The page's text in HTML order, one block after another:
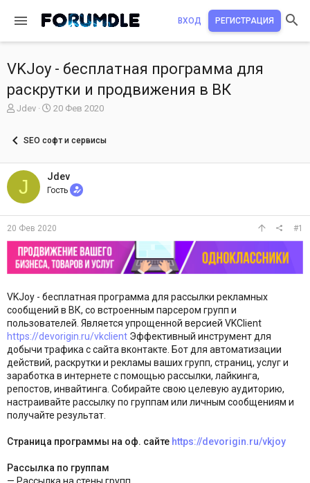
ВХОД РЕГИСТРАЦИЯ
VKJoy - бесплатная программа для
раскрутки и продвижения в ВК
А
о
т
м
Jdev
Д
а
ч
а
20 Фев 2020
SEO софт и сервисы
J Jdev
Гость
20 Фев 2020 #1
VKJoy - бесплатная программа для рассылки рекламных
сообщений в ВК, со встроенным парсером групп и
пользователей. Является упрощенной версией VKClient
https://devorigin.ru/vkclient Эффективный инструмент для
добычи трафика с сайта вконтакте. Бот для автоматизации
действий, раскрутки и рекламы ваших групп, страниц, услуг и
заработка в интернете с помощью рассылки, лайкинга,
репостов, инвайтинга. Собирайте свою целевую аудиторию,
настраивайте рассылку по группам или личным сообщениям и
получайте результат.
Страница программы на оф. сайте https://devorigin.ru/vkjoy
Рассылка по группам
— Рассылка на стены групп